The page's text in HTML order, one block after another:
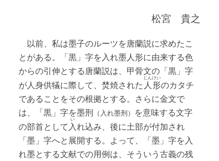
松宮 貴之
以前、私は墨子のルーツを唐蘭説に求めたこ
とがある。「黒」字を入れ墨人形に由来する色
からの引伸とする唐蘭説は、甲骨文の「黒」字
が人身供犠に際して、焚焼された 人
じん
形
けい
のカタチ
であることをその根拠とする。さらに金文で
は、「黒」字を墨刑 （入れ墨刑）
を意味する文字
の部首として 入
い
れ込み、後に土部が付加され
「墨」字へと展開する。よって、「墨」字を入
れ墨とする文献での用例は、そういう古義の残